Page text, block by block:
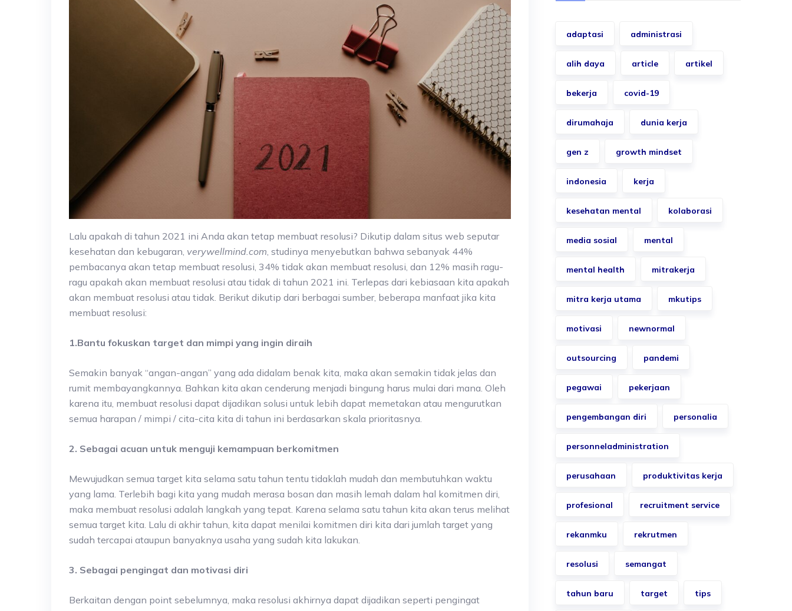
Lalu apakah di tahun 2021 ini Anda akan tetap membuat resolusi? Dikutip dalam situs web seputar
kesehatan dan kebugaran, verywellmind.com, studinya menyebutkan bahwa sebanyak 44%
pembacanya akan tetap membuat resolusi, 34% tidak akan membuat resolusi, dan 12% masih ragu-
ragu apakah akan membuat resolusi atau tidak di tahun 2021 ini. Terlepas dari kebiasaan kita apakah
akan membuat resolusi atau tidak. Berikut dikutip dari berbagai sumber, beberapa manfaat jika kita
membuat resolusi:
1.Bantu fokuskan target dan mimpi yang ingin diraih
Semakin banyak “angan-angan” yang ada didalam benak kita, maka akan semakin tidak jelas dan
rumit membayangkannya. Bahkan kita akan cenderung menjadi bingung harus mulai dari mana. Oleh
karena itu, membuat resolusi dapat dijadikan solusi untuk lebih dapat memetakan atau mengurutkan
semua harapan / mimpi / cita-cita kita di tahun ini berdasarkan skala prioritasnya.
2. Sebagai acuan untuk menguji kemampuan berkomitmen
Mewujudkan semua target kita selama satu tahun tentu tidaklah mudah dan membutuhkan waktu
yang lama. Terlebih bagi kita yang mudah merasa bosan dan masih lemah dalam hal komitmen diri,
maka membuat resolusi adalah langkah yang tepat. Karena selama satu tahun kita akan terus melihat
semua target kita. Lalu di akhir tahun, kita dapat menilai komitmen diri kita dari jumlah target yang
sudah tercapai ataupun banyaknya usaha yang sudah kita lakukan.
3. Sebagai pengingat dan motivasi diri
Berkaitan dengan point sebelumnya, maka resolusi akhirnya dapat dijadikan seperti pengingat
adaptasi administrasi
alih daya article artikel
bekerja covid-19
dirumahaja dunia kerja
gen z growth mindset
indonesia kerja
kesehatan mental kolaborasi
media sosial mental
mental health mitrakerja
mitra kerja utama mkutips
motivasi newnormal
outsourcing pandemi
pegawai pekerjaan
pengembangan diri personalia
personneladministration
perusahaan produktivitas kerja
profesional recruitment service
rekanmku rekrutmen
resolusi semangat
tahun baru target tips